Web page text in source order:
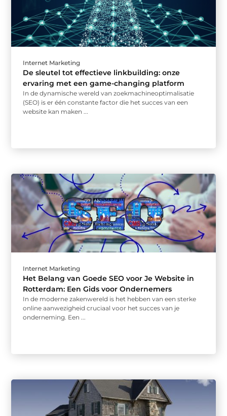
Internet Marketing
De sleutel tot effectieve linkbuilding: onze
ervaring met een game-changing platform
In de dynamische wereld van zoekmachineoptimalisatie
(SEO) is er één constante factor die het succes van een
website kan maken ...
Internet Marketing
Het Belang van Goede SEO voor Je Website in
Rotterdam: Een Gids voor Ondernemers
In de moderne zakenwereld is het hebben van een sterke
online aanwezigheid cruciaal voor het succes van je
onderneming. Een ...